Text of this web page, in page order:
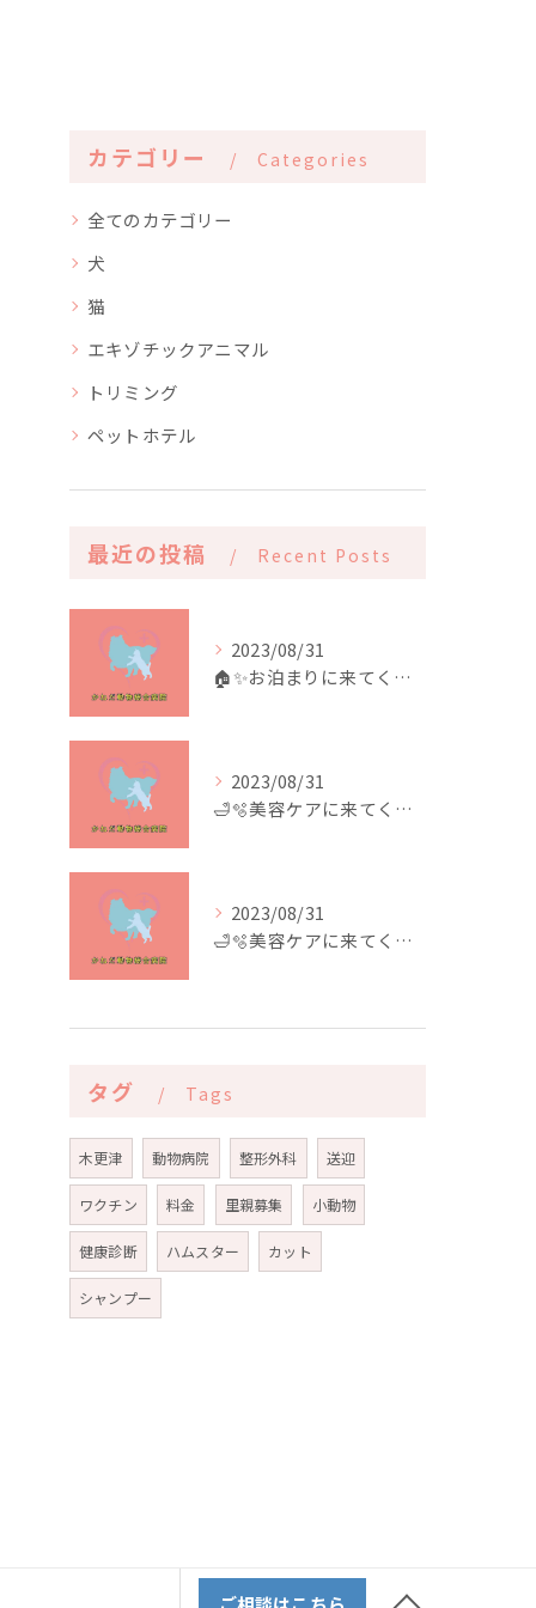
カテゴリー Categories
全てのカテゴリー
犬
猫
エキゾチックアニマル
トリミング
ペットホテル
最近の投稿 Recent Posts
2023/08/31
🏠✨️お泊まりに来てくれたお友達✨️🏠
2023/08/31
🛁🫧美容ケアに来てくれたお友達🫧🛁
2023/08/31
🛁🫧美容ケアに来てくれたお友達🫧🛁
タグ Tags
木更津 動物病院 整形外科 送迎
ワクチン 料金 里親募集 小動物
健康診断 ハムスター カット
シャンプー